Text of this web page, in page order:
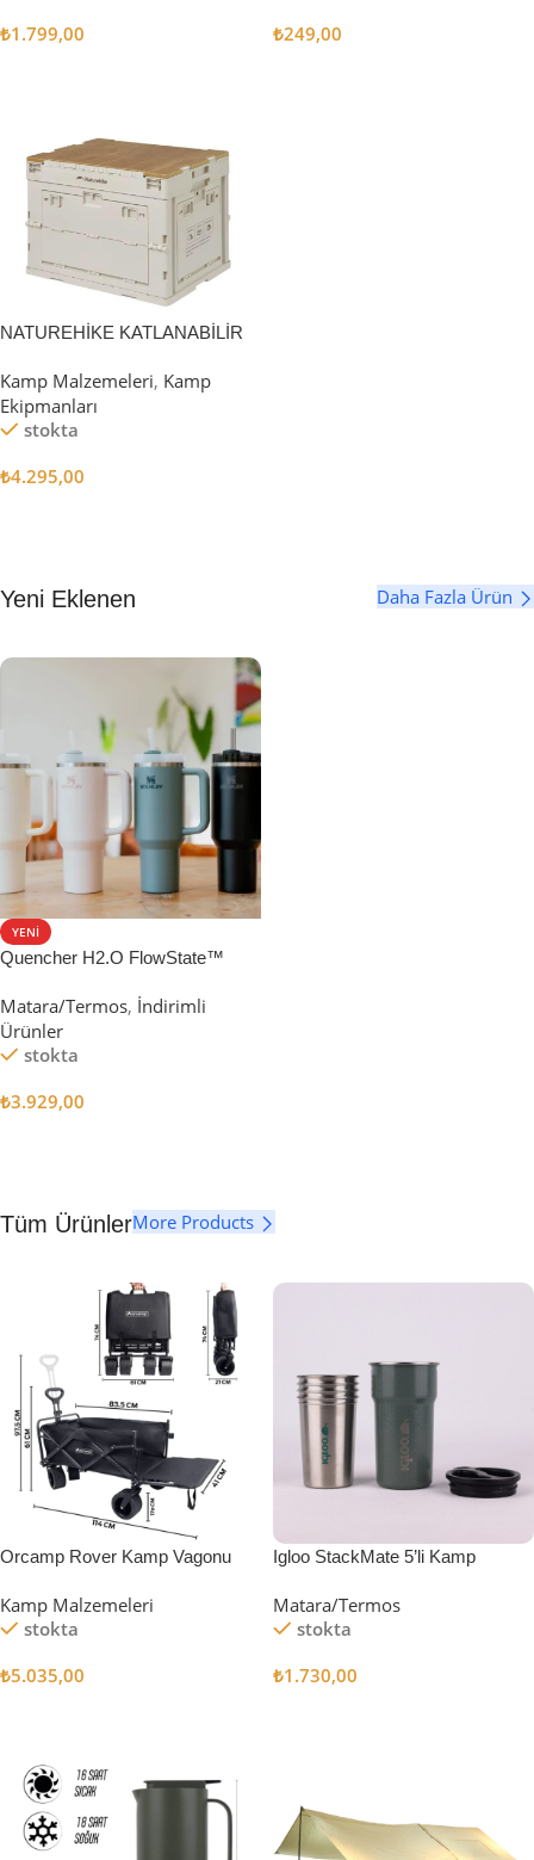
₺1.799,00
₺249,00
NATUREHİKE KATLANABİLİR
Kamp Malzemeleri, Kamp
Ekipmanları
stokta
₺4.295,00
Yeni Eklenen Daha Fazla Ürün
YENI
Quencher H2.O FlowState™
Matara/Termos, İndirimli
Ürünler
stokta
₺3.929,00
Tüm ÜrünlerMore Products
Orcamp Rover Kamp Vagonu
Kamp Malzemeleri
stokta
₺5.035,00
Igloo StackMate 5’li Kamp
Matara/Termos
stokta
₺1.730,00